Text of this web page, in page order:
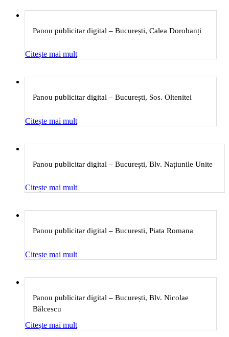
Panou publicitar digital – București, Calea Dorobanți
Citește mai mult
Panou publicitar digital – București, Sos. Oltenitei
Citește mai mult
Panou publicitar digital – București, Blv. Națiunile Unite
Citește mai mult
Panou publicitar digital – Bucuresti, Piata Romana
Citește mai mult
Panou publicitar digital – București, Blv. Nicolae
Bălcescu
Citește mai mult